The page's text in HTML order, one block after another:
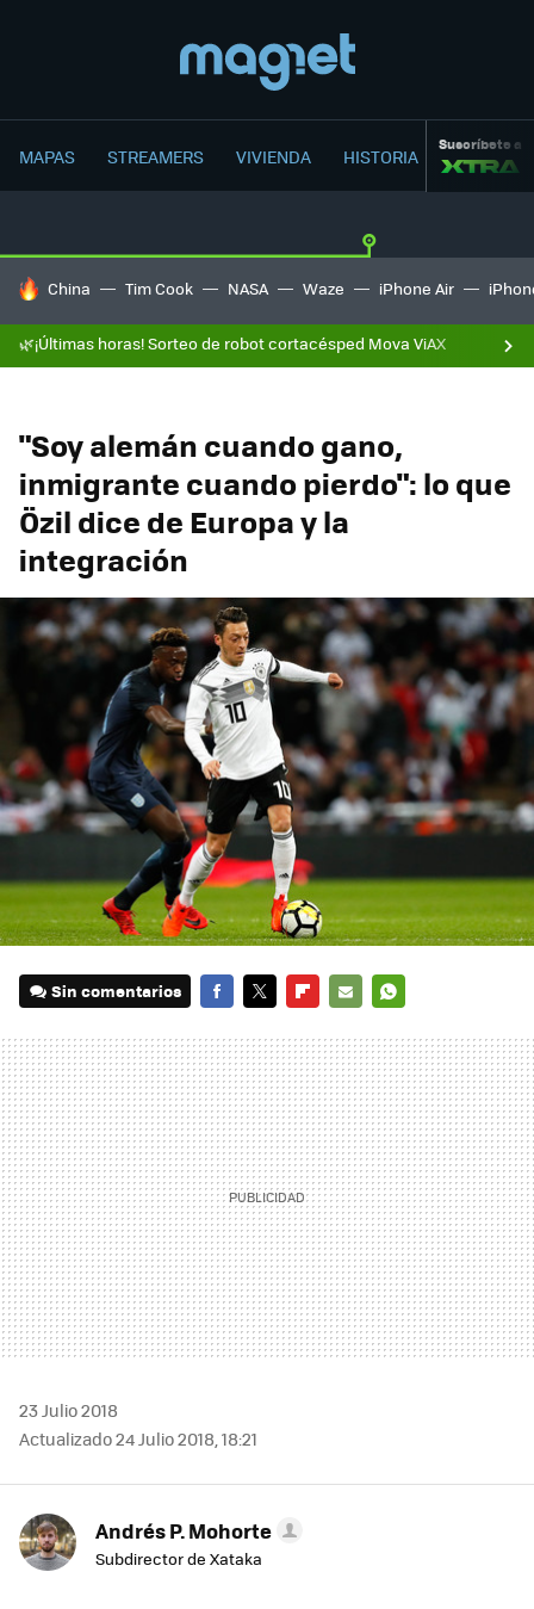
MAPAS STREAMERS VIVIENDA HISTORIA Suscríbete a
HOY SE HABLA DE
China Tim Cook NASA Waze iPhone Air
🌿¡Últimas horas! Sorteo de robot cortacésped Mova ViAX
"Soy alemán cuando gano,
inmigrante cuando pierdo": lo que
Özil dice de Europa y la
integración
Sin comentarios
MAIL
23 Julio 2018
Actualizado 24 Julio 2018, 18:21
Andrés P. Mohorte
Subdirector de Xataka